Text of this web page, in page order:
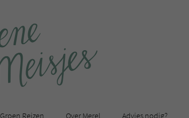
Groen Reizen Over Merel Advies nodig?